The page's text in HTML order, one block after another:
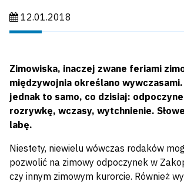
Data publikacji:
12.01.2018
Zimowiska, inaczej zwane feriami
międzywojnia określano wywczasami.
jednak to samo, co dzisiaj:
rozrywkę, wczasy, wytchnienie.
labę.
Niestety, niewielu wówczas rodaków
pozwolić na zimowy odpoczynek w
czy innym zimowym kurorcie. Również